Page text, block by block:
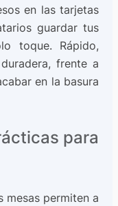
en las tarjetas
guardar tus
toque. Rápido,
frente a
en la basura
para
mesas permiten a